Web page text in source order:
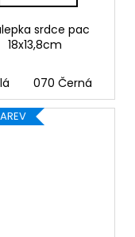
anglicky
srdce pac
18x13,8cm
070 Černá